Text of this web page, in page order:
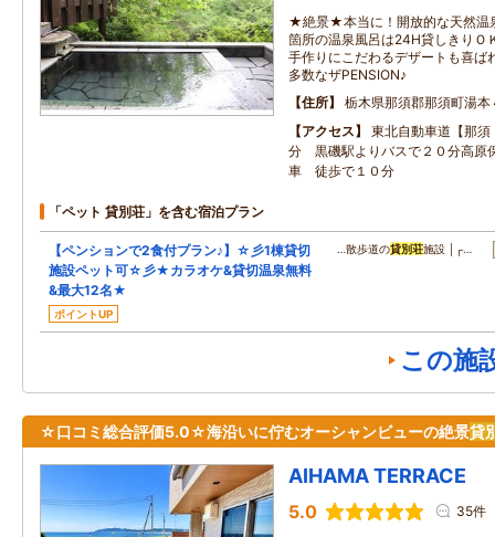
★絶景★本当に！開放的な天然温
箇所の温泉風呂は24H貸しきりＯ
手作りにこだわるデザートも喜ば
多数なザPENSION♪
住所
栃木県那須郡那須町湯本
アクセス
東北自動車道【那
分 黒磯駅よりバスで２０分高原
車 徒歩で１０分
「ペット 貸別荘」を含む宿泊プラン
【ペンションで2食付プラン♪】☆彡1棟貸切
施設ペット可☆彡★カラオケ&貸切温泉無料
&最大12名★
ポイントUP
…散歩道の貸別荘施設 │┌…
この施
☆口コミ総合評価5.0☆海沿いに佇むオーシャンビューの絶景貸
AIHAMA TERRACE
5.0 35件